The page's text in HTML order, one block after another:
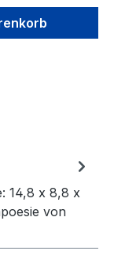
14,8 x 8,8 x
von